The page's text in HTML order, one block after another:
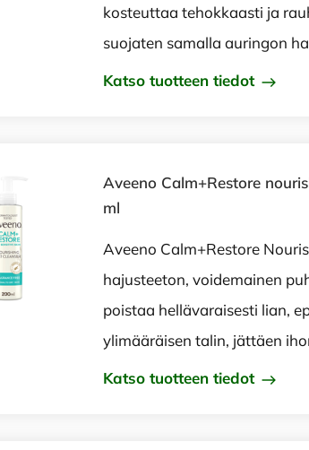
kosteuttaa tehokkaasti ja
suojaten samalla auringon
Katso tuotteen tiedot
Aveeno Calm+Restore
ml
Aveeno Calm+Restore
hajusteeton, voidemainen
poistaa hellävaraisesti lian,
ylimääräisen talin, jättäen
Katso tuotteen tiedot